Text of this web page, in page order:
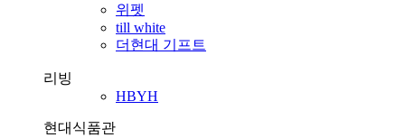
위펫
till white
더현대 기프트
리빙
HBYH
현대식품관